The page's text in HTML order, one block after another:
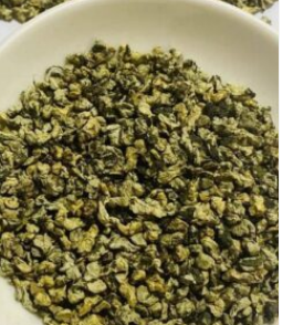
khop, thao-duoc-xanh-so-1-